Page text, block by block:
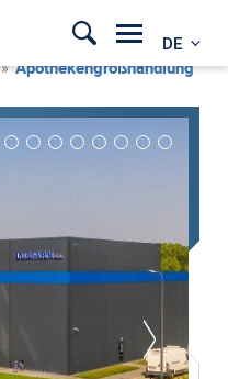
DE
»Apothekengroßhandlung